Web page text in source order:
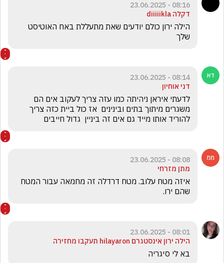
08:16 - 23.06.2025
דקלה diiiiikla
שלך
08:14 - 23.06.2025
דני אוחיון
להוריד אותו מייד גם אים זה ביניין  גדול חייבים
08:08 - 23.06.2025
מתן מזרחי
שהם ירו.
08:01 - 23.06.2025
הילה ירון אינסטגרם hilayaron תעקבו מחזירה
בא לי סיגריה